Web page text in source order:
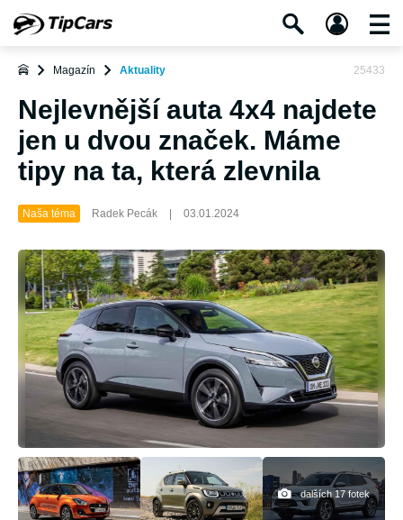
Magazín Aktuality 25433
Nejlevnější auta 4x4 najdete
jen u dvou značek. Máme
tipy na ta, která zlevnila
Naša téma Radek Pecák 03.01.2024
dalších 17 fotek